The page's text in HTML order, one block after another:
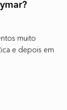
muito
e depois em